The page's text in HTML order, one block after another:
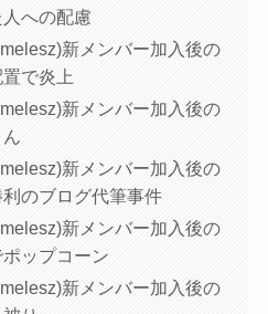
への配慮
新メンバー加入後の
で炎上
新メンバー加入後の
新メンバー加入後の
のブログ代筆事件
新メンバー加入後の
ップコーン
新メンバー加入後の